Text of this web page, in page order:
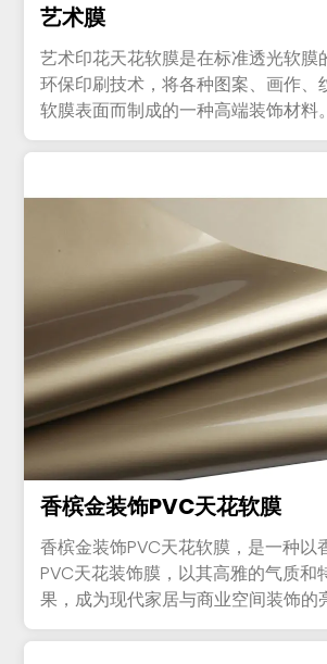
艺术膜
艺术印花天花软膜是在标准透光软膜
环保印刷技术，将各种图案、画作、
软膜表面而制成的一种高端装饰材料
凸的纹理会产生细微的...
香槟金装饰PVC天花软膜
香槟金装饰PVC天花软膜，是一种以
PVC天花装饰膜，以其高雅的气质和
果，成为现代家居与商业空间装饰的
采用优质PVC材料制成...